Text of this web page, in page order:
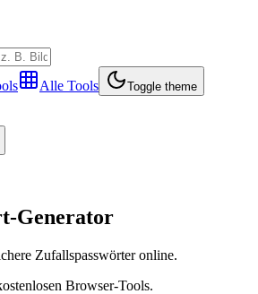
Alle Tools Toggle theme
Generator
Zufallspasswörter online.
Browser-Tools.